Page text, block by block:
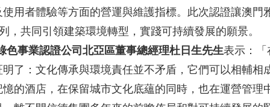
用者體驗等方面的營運與維護指標。此次認證讓澳門
共同引領建築環境轉型，實踐可持續發展的願景。
色事業認證公司北亞區董事總經理杜日生先生表示：
了：文化傳承與環境責任並不矛盾，它們可以相輔相
的酒店，在保留城市文化底蘊的同時，也在運營管理